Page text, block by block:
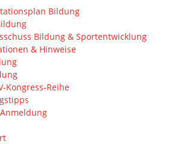
Bildung
Bildung & Sportentwicklung
& Hinweise
Kongress-Reihe